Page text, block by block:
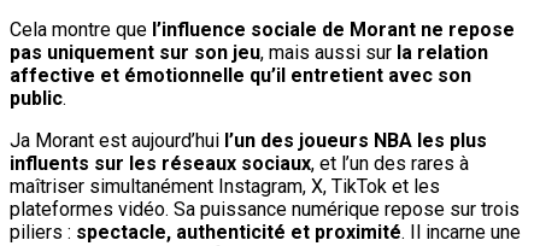
Cela montre que l’influence sociale de Morant ne repose
pas uniquement sur son jeu, mais aussi sur la relation
affective et émotionnelle qu’il entretient avec son
public.
Ja Morant est aujourd’hui l’un des joueurs NBA les plus
influents sur les réseaux sociaux, et l’un des rares à
maîtriser simultanément Instagram, X, TikTok et les
plateformes vidéo. Sa puissance numérique repose sur trois
piliers : spectacle, authenticité et proximité. Il incarne une